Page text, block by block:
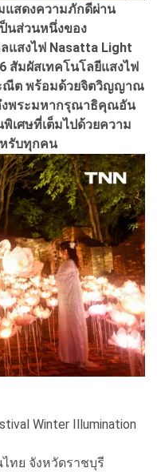
แสดงความภักดีผ่าน
นส่วนหนึ่งของ
แสงไฟ Nasatta Light
สัมผัสเทคโนโลยีแสงไฟ
ณีต พร้อมด้วยจิตวิญญาณ
งพระมหากรุณาธิคุณอัน
เศษที่เต็มไปด้วยความ
หรับทุกคน
Winter Illumination
ทย จังหวัดราชบุรี